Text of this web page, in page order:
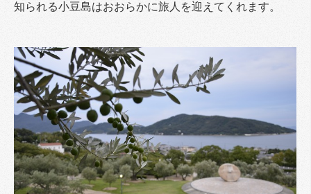
知られる小豆島はおおらかに旅人を迎えてくれます。